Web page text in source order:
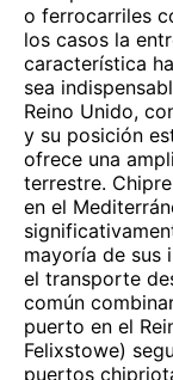
o ferrocarriles
los casos la
característica
sea
Reino Unido,
y su posición
ofrece una
terrestre.
en el
mayoría de sus
el transporte
común
puerto en el
Felixstowe)
puertos